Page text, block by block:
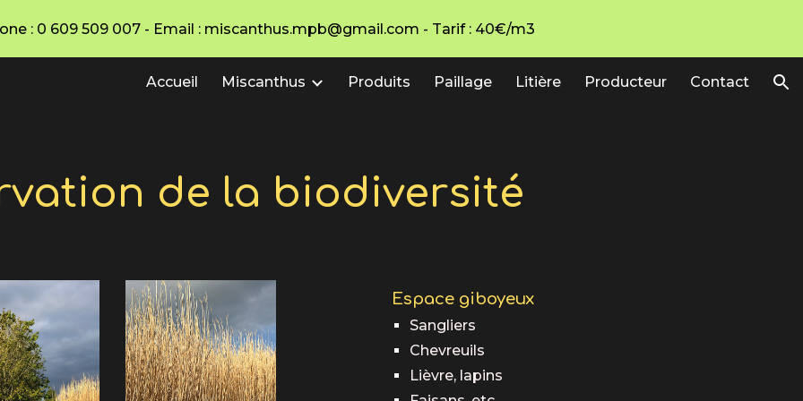
to main content Skip to navigation
: 0 609 509 007 - Email : miscanthus.mpb@gmail.com - Tarif : 40€/m3
Accueil Miscanthus Produits Paillage Litière Producteur Contact
de la biodiversité
Espace giboyeux
Sangliers
Chevreuils
Lièvre, lapins